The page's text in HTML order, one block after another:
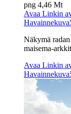
png 4,46 Mt
Avaa Linkin
Näkymä
maisema-
Avaa Linkin